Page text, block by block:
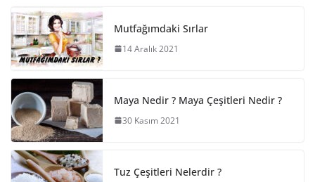
Mutfağımdaki Sırlar
14 Aralık 2021
Maya Nedir ? Maya Çeşitleri Nedir ?
30 Kasım 2021
Tuz Çeşitleri Nelerdir ?